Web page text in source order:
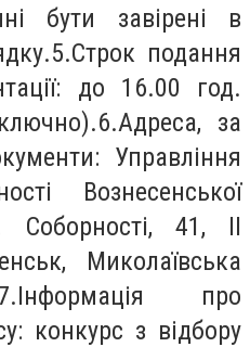
бути завірені в
подання
до 16.00 год.
за
Управління
Вознесенської
Соборності, 41, ІІ
Миколаївська
про
конкурс з відбору